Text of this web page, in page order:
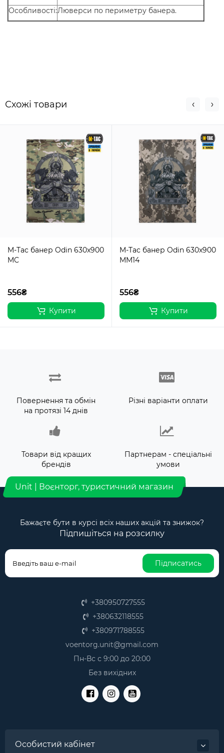
Особливості:Люверси по периметру банера.
Схожi товари
M-Tac банер Odin 630x900
MC
556₴
Купити
M-Tac банер Odin 630x900
MM14
556₴
Купити
Повернення та обмін
на протязі 14 днів
Різні варіанти оплати
Товари від кращих
брендів
Партнерам - спеціальні
умови
Unit | Воєнторг, туристичний магазин
Бажаєте бути в курсі всіх наших акцій та знижок?
Підпишіться на розсилку
Підписатись
+380950727555
+380632118555
+380971788555
voentorg.unit@gmail.com
Пн-Вс с 9:00 до 20:00
Без вихідних
Особистий кабінет